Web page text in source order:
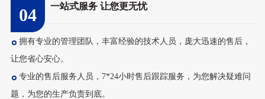
04 一站式服务 让您更无忧
拥有专业的管理团队，丰富经验的技术人员，庞大迅速的售后，
让您省心安心。
专业的售后服务人员，7*24小时售后跟踪服务，为您解决疑难问
题，为您的生产负责到底。